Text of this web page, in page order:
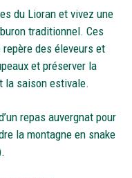
du Lioran et vivez une
traditionnel. Ces
des éleveurs et
et préserver la
la saison estivale.
repas auvergnat pour
la montagne en snake